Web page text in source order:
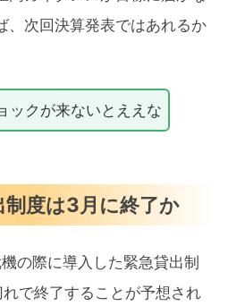
、次回決算発表ではあれるか
ックが来ないとええな
制度は3月に終了か
の際に導入した緊急貸出制
で終了することが予想され